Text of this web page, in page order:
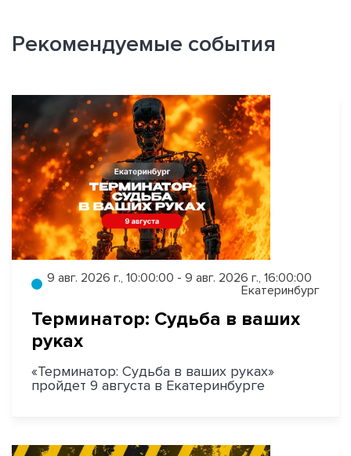
Рекомендуемые события
9 авг. 2026 г., 10:00:00 - 9 авг. 2026 г., 16:00:00
Екатеринбург
Терминатор: Судьба в ваших
руках
«Терминатор: Судьба в ваших руках»
пройдет 9 августа в Екатеринбурге